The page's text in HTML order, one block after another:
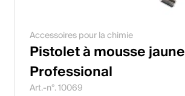
Accessoires pour la chimie
Pistolet à mousse jaune
Professional
Art.-n°. 10069